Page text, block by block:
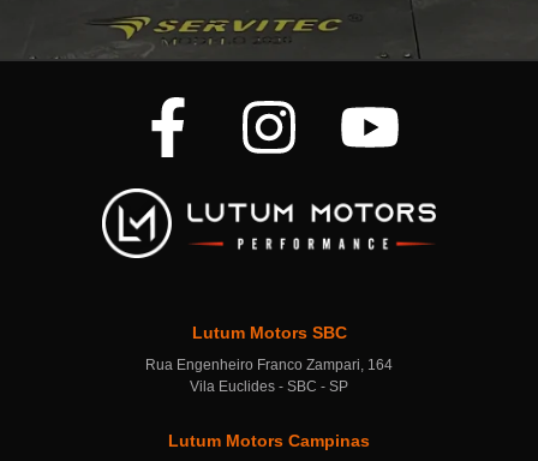
Lutum Motors SBC
Rua Engenheiro Franco Zampari, 164
Vila Euclides - SBC - SP
Lutum Motors Campinas